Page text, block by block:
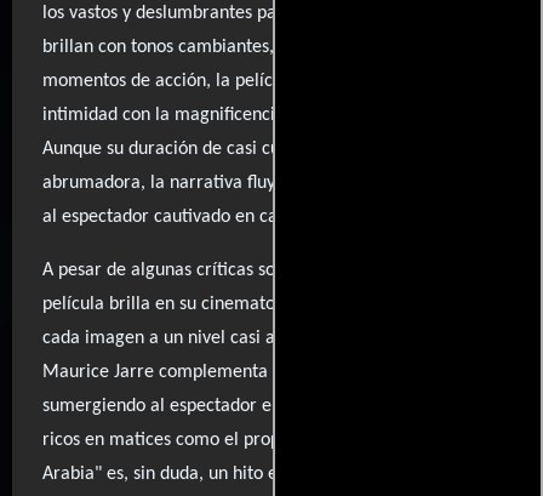
los vastos y deslumbrantes paisajes del desierto, que
brillan con tonos cambiantes, hasta los intensos
momentos de acción, la película logra fusionar la
intimidad con la magnificencia de manera poética.
Aunque su duración de casi cuatro horas puede parecer
abrumadora, la narrativa fluye sin esfuerzo, manteniendo
al espectador cautivado en cada escena.
A pesar de algunas críticas sobre su ritmo y estructura, la
película brilla en su cinematografía y dirección, elevando
cada imagen a un nivel casi artístico. La banda sonora de
Maurice Jarre complementa perfectamente la atmósfera,
sumergiendo al espectador en una época y un lugar tan
ricos en matices como el propio Lawrence. "Lawrence de
Arabia" es, sin duda, un hito en la historia del cine, y